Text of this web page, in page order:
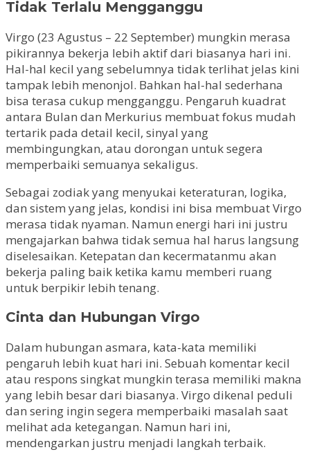
Tidak Terlalu Mengganggu
Virgo (23 Agustus – 22 September) mungkin merasa
pikirannya bekerja lebih aktif dari biasanya hari ini.
Hal-hal kecil yang sebelumnya tidak terlihat jelas kini
tampak lebih menonjol. Bahkan hal-hal sederhana
bisa terasa cukup mengganggu. Pengaruh kuadrat
antara Bulan dan Merkurius membuat fokus mudah
tertarik pada detail kecil, sinyal yang
membingungkan, atau dorongan untuk segera
memperbaiki semuanya sekaligus.
Sebagai zodiak yang menyukai keteraturan, logika,
dan sistem yang jelas, kondisi ini bisa membuat Virgo
merasa tidak nyaman. Namun energi hari ini justru
mengajarkan bahwa tidak semua hal harus langsung
diselesaikan. Ketepatan dan kecermatanmu akan
bekerja paling baik ketika kamu memberi ruang
untuk berpikir lebih tenang.
Cinta dan Hubungan Virgo
Dalam hubungan asmara, kata-kata memiliki
pengaruh lebih kuat hari ini. Sebuah komentar kecil
atau respons singkat mungkin terasa memiliki makna
yang lebih besar dari biasanya. Virgo dikenal peduli
dan sering ingin segera memperbaiki masalah saat
melihat ada ketegangan. Namun hari ini,
mendengarkan justru menjadi langkah terbaik.